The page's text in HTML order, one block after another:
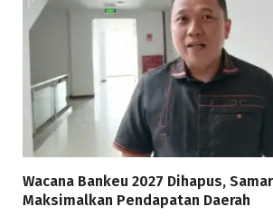
Wacana Bankeu 2027 Dihapus,
Maksimalkan Pendapatan Daerah